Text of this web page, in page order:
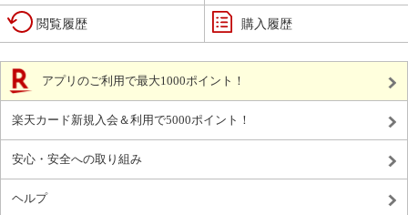
閲覧履歴 購入履歴
アプリのご利用で最大1000ポイント！
楽天カード新規入会＆利用で5000ポイント！
安心・安全への取り組み
ヘルプ